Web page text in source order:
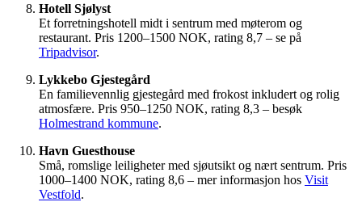
Hotell Sjølyst
Et forretningshotell midt i sentrum med møterom og
restaurant. Pris 1200–1500 NOK, rating 8,7 – se på
Tripadvisor.
Lykkebo Gjestegård
En familievennlig gjestegård med frokost inkludert og rolig
atmosfære. Pris 950–1250 NOK, rating 8,3 – besøk
Holmestrand kommune.
Havn Guesthouse
Små, romslige leiligheter med sjøutsikt og nært sentrum. Pris
1000–1400 NOK, rating 8,6 – mer informasjon hos Visit
Vestfold.